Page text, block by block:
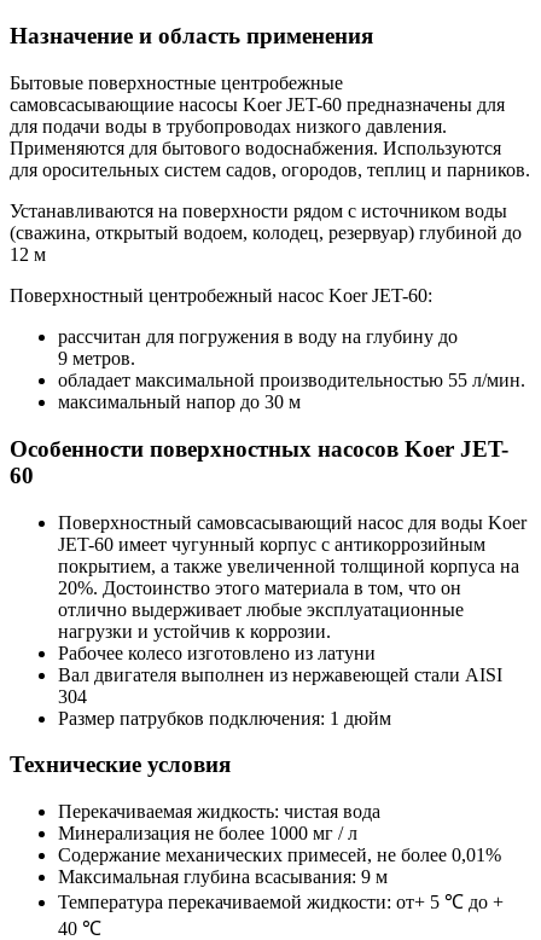
Назначение и область применения
Бытовые поверхностные центробежные
самовсасывающиие насосы Koer JET-60 предназначены для
для подачи воды в трубопроводах низкого давления.
Применяются для бытового водоснабжения. Используются
для оросительных систем садов, огородов, теплиц и парников.
Устанавливаются на поверхности рядом с источником воды
(сважина, открытый водоем, колодец, резервуар) глубиной до
12 м
Поверхностный центробежный насос Koer JET-60:
рассчитан для погружения в воду на глубину до
9 метров.
обладает максимальной производительностью 55 л/мин.
максимальный напор до 30 м
Особенности поверхностных насосов Koer JET-
60
Поверхностный самовсасывающий насос для воды Koer
JET-60 имеет чугунный корпус с антикоррозийным
покрытием, а также увеличенной толщиной корпуса на
20%. Достоинство этого материала в том, что он
отлично выдерживает любые эксплуатационные
нагрузки и устойчив к коррозии.
Рабочее колесо изготовлено из латуни
Вал двигателя выполнен из нержавеющей стали AISI
304
Размер патрубков подключения: 1 дюйм
Технические условия
Перекачиваемая жидкость: чистая вода
Минерализация не более 1000 мг / л
Содержание механических примесей, не более 0,01%
Максимальная глубина всасывания: 9 м
Температура перекачиваемой жидкости: от+ 5 ℃ до +
40 ℃